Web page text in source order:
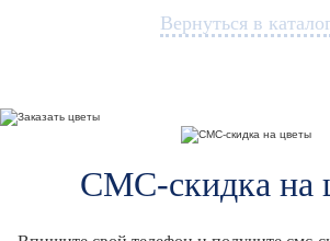
Вернуться в
СМС-скидка на